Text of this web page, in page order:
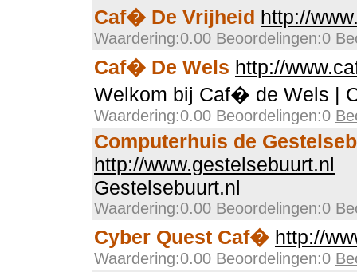
Caf� De Vrijheid http://
Waardering:0.00 Beoordelingen:0
Caf� De Wels http://
Welkom bij Caf� de Wels |
Waardering:0.00 Beoordelingen:0
Computerhuis de
http://www.gestelsebuurt.nl
Gestelsebuurt.nl
Waardering:0.00 Beoordelingen:0
Cyber Quest Caf� http://
Waardering:0.00 Beoordelingen:0